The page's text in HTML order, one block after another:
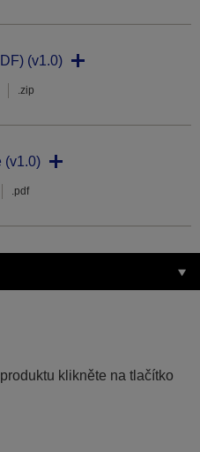
(v1.0)
.zip
(v1.0)
.pdf
klikněte na tlačítko